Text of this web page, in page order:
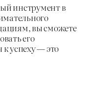
инструмент в
вы сможете
его
успеху — это